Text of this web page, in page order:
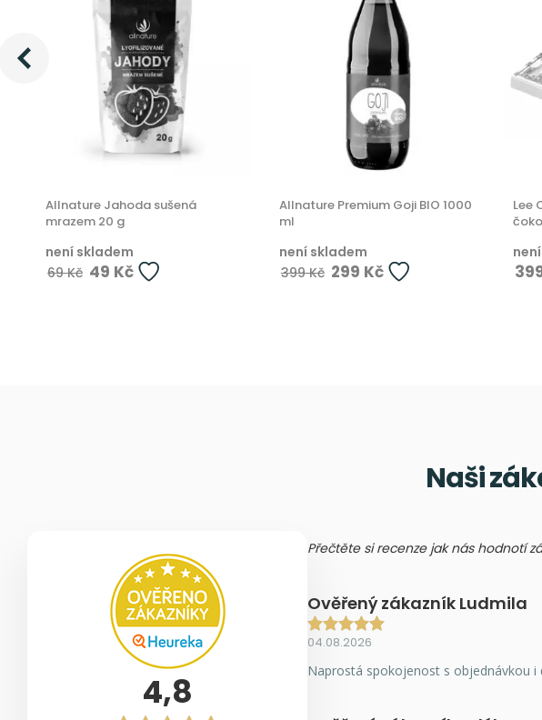
Allnature Jahoda sušená
mrazem 20 g
není skladem
69 Kč 49 Kč
Allnature Premium Goji BIO 1000
ml
není skladem
399 Kč 299 Kč
Lee
Naši
4,8
Přečtěte si recenze jak nás hodnotí
Ověřený zákazník Ludmila
04.08.2026
Naprostá spokojenost s objednávkou i